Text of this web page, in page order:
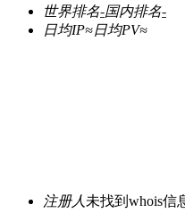
世界排名-国内排名-
日均IP≈日均PV≈
注册人 未找到whois信